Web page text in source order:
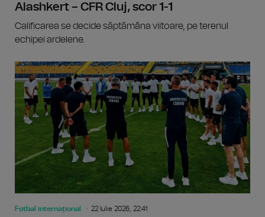
Alashkert – CFR Cluj, scor 1-1
Calificarea se decide săptămâna viitoare, pe terenul
echipei ardelene.
Fotbal internațional 22 Iulie 2026, 22:41